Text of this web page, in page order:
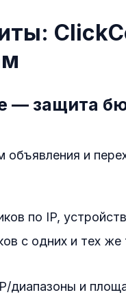
— защита
и
по IP,
с одних и тех
диапазоны и